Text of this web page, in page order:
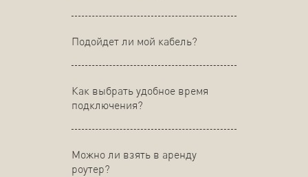
Подойдет ли мой кабель?
Как выбрать удобное время
подключения?
Можно ли взять в аренду
роутер?